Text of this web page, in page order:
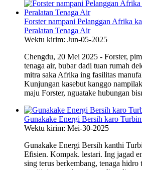
Forster nampani Pelanggan Afrika
Peralatan Tenaga Air
Wektu kirim: Jun-05-2025
Chengdu, 20 Mei 2025 - Forster,
tenaga air, bubar dadi tuan rumah
mitra saka Afrika ing fasilitas
Kunjungan kasebut kanggo
maju Forster, nguatake hubungan
Gunakake Energi Bersih karo
Wektu kirim: Mei-30-2025
Gunakake Energi Bersih kanthi
Efisien. Kompak. lestari. Ing jagad
sing terus berkembang, tenaga hidro